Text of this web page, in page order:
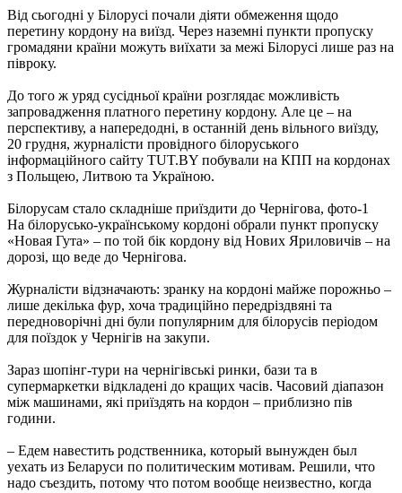
Від сьогодні у Білорусі почали діяти обмеження щодо
перетину кордону на виїзд. Через наземні пункти пропуску
громадяни країни можуть виїхати за межі Білорусі лише раз на
півроку.
До того ж уряд сусідньої країни розглядає можливість
запровадження платного перетину кордону. Але це – на
перспективу, а напередодні, в останній день вільного виїзду,
20 грудня, журналісти провідного білоруського
інформаційного сайту TUT.BY побували на КПП на кордонах
з Польщею, Литвою та Україною.
Білорусам стало складніше приїздити до Чернігова, фото-1
На білорусько-українському кордоні обрали пункт пропуску
«Новая Гута» – по той бік кордону від Нових Яриловичів – на
дорозі, що веде до Чернігова.
Журналісти відзначають: зранку на кордоні майже порожньо –
лише декілька фур, хоча традиційно передріздвяні та
передноворічні дні були популярним для білорусів періодом
для поїздок у Чернігів на закупи.
Зараз шопінг-тури на чернігівські ринки, бази та в
супермаркетки відкладені до кращих часів. Часовий діапазон
між машинами, які приїздять на кордон – приблизно пів
години.
– Едем навестить родственника, который вынужден был
уехать из Беларуси по политическим мотивам. Решили, что
надо съездить, потому что потом вообще неизвестно, когда